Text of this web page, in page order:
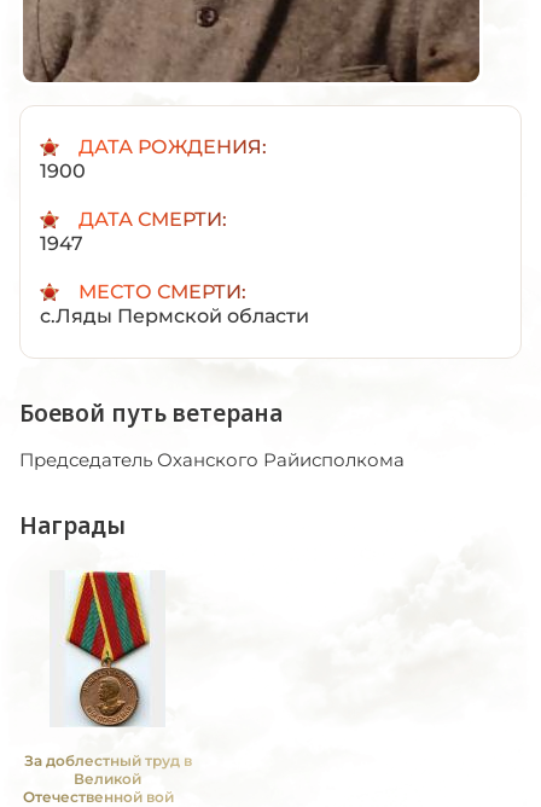
ДАТА РОЖДЕНИЯ:
1900
ДАТА СМЕРТИ:
1947
МЕСТО СМЕРТИ:
с.Ляды Пермской области
Боевой путь ветерана
Председатель Оханского Райисполкома
Награды
За доблестный труд в
Великой
Отечественной войне